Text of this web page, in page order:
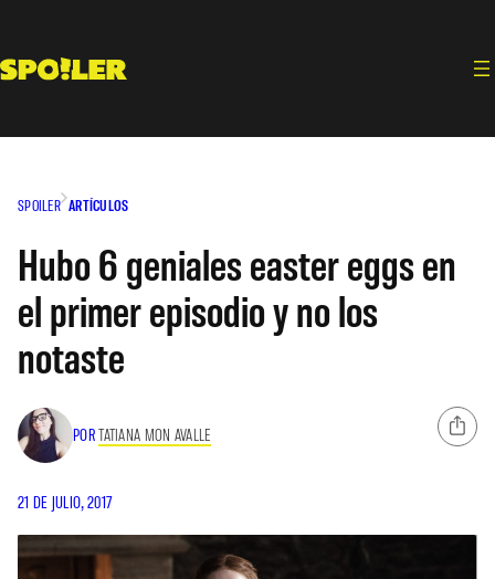
contenido
SPOILER ARTÍCULOS
Hubo 6 geniales easter eggs en
el primer episodio y no los
notaste
PORTATIANA MON AVALLE
21 DE JULIO, 2017